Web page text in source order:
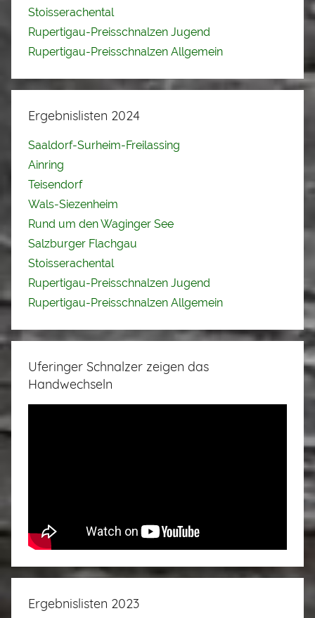
Stoisserachental
Rupertigau-Preisschnalzen Jugend
Rupertigau-Preisschnalzen Allgemein
Ergebnislisten 2024
Saaldorf-Surheim-Freilassing
Ainring
Teisendorf
Wals-Siezenheim
Rund um den Waginger See
Salzburger Flachgau
Stoisserachental
Rupertigau-Preisschnalzen Jugend
Rupertigau-Preisschnalzen Allgemein
Uferinger Schnalzer zeigen das
Handwechseln
Ergebnislisten 2023